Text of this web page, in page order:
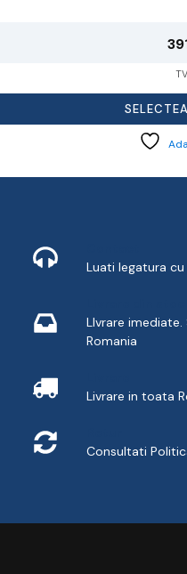
Luati legatura cu
LIvrare
Romania
Livrare in toata
Consultati